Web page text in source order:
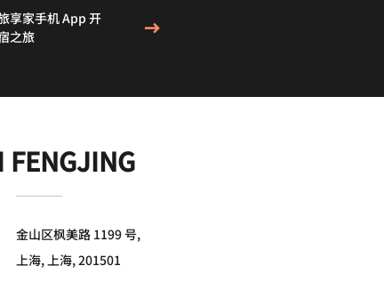
享家手机 App 开
之旅
FENGJING
金山区枫美路 1199 号,
上海, 上海, 201501